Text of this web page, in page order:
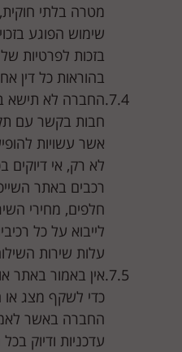
מטרה בלתי
שימוש הפוגע
בזכות לפרטיות
בהוראות כל דין
החברה לא תישא
חבות בקשר עם
אשר עשויות
לא רק, אי דיוקים
רכבים באתר
חלפים, מחירי
לייבוא על כל
עלות שירות
אין באמור באתר
כדי לשקף מצג או
החברה באשר
עדכניות ודיוק